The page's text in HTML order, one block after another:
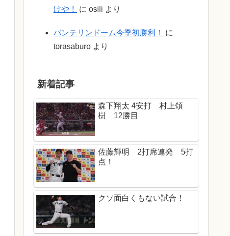
けや！
に osili より
バンテリンドーム今季初勝利！
に
torasaburo より
新着記事
森下翔太 4安打 村上頌
樹 12勝目
佐藤輝明 2打席連発 5打
点！
クソ面白くもない試合！